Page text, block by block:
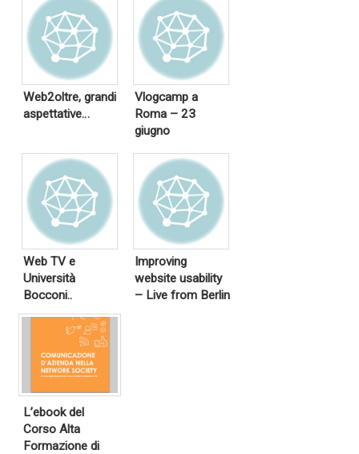
Web2oltre, grandi
aspettative…
Vlogcamp a
Roma – 23
giugno
Web TV e
Università
Bocconi..
Improving
website usability
– Live from Berlin
L’ebook del
Corso Alta
Formazione di